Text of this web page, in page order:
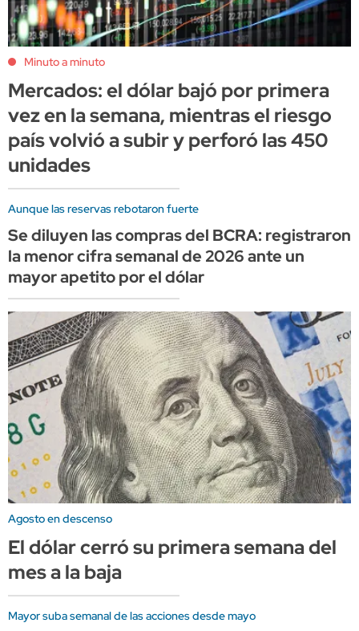
Minuto a minuto
Mercados: el dólar bajó por primera
vez en la semana, mientras el riesgo
país volvió a subir y perforó las 450
unidades
Aunque las reservas rebotaron fuerte
Se diluyen las compras del BCRA: registraron
la menor cifra semanal de 2026 ante un
mayor apetito por el dólar
Agosto en descenso
El dólar cerró su primera semana del
mes a la baja
Mayor suba semanal de las acciones desde mayo